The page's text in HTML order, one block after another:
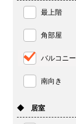
最上階
角部屋
バルコニー
南向き
◆ 居室